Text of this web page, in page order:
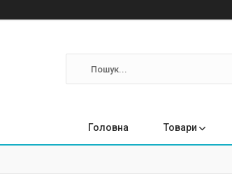
Головна Товари